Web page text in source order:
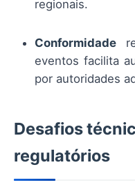
regionais.
Conformidade
eventos facilita
por autoridades
Desafios
regulatórios